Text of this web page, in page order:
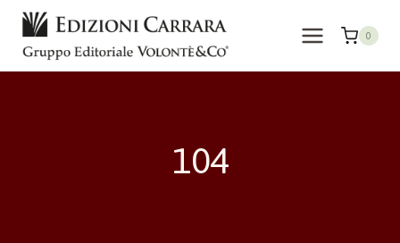
Salta
contenuto
0
104